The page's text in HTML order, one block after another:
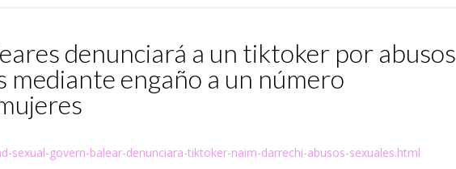
denunciará a un tiktoker por abusos
mediante engaño a un número
sexual-govern-balear-denunciara-tiktoker-naim-darrechi-abusos-sexuales.html